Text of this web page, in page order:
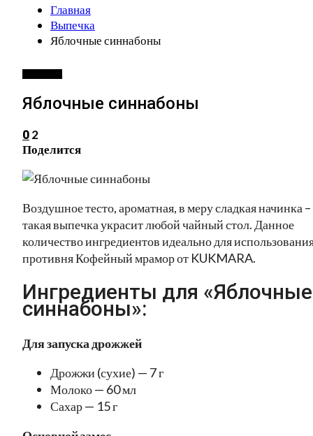
Главная
Выпечка
Яблочные синнабоны
Яблочные синнабоны
0 2
Поделится
Воздушное тесто, ароматная, в меру сладкая начинка –
такая выпечка украсит любой чайный стол. Данное
количество ингредиентов идеально для
противня Кофейный мрамор от KUKMARA.
Ингредиенты для «Яблочные
синнабоны»:
Для запуска дрожжей
Дрожжи (сухие) — 7 г
Молоко — 60 мл
Сахар — 15 г